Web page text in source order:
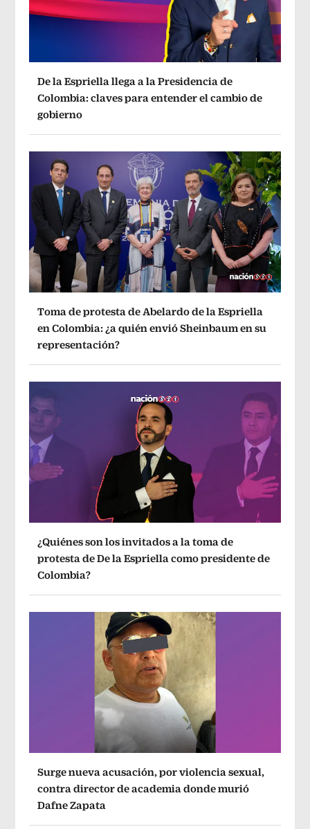
De la Espriella llega a la Presidencia de
Colombia: claves para entender el cambio de
gobierno
Toma de protesta de Abelardo de la Espriella
en Colombia: ¿a quién envió Sheinbaum en su
representación?
¿Quiénes son los invitados a la toma de
protesta de De la Espriella como presidente de
Colombia?
Surge nueva acusación, por violencia sexual,
contra director de academia donde murió
Dafne Zapata